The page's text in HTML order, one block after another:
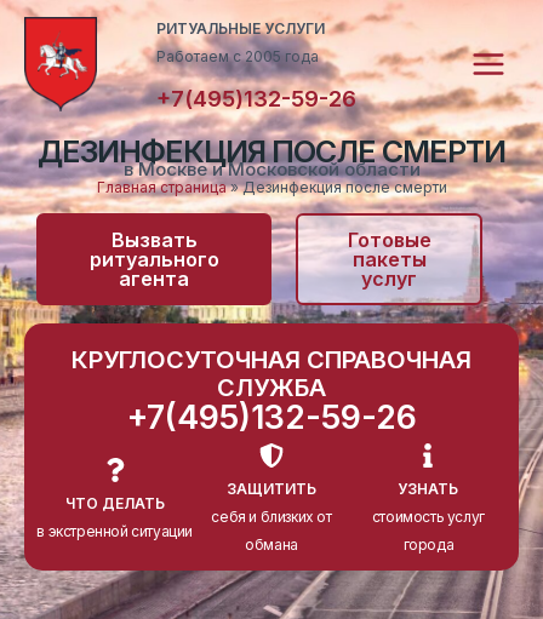
Перейти
содержимому
РИТУАЛЬНЫЕ УСЛУГИ
Работаем с 2005 года
+7(495)132-59-26
Menu
ДЕЗИНФЕКЦИЯ ПОСЛЕ СМЕРТИ
в Москве и Московской области
Главная страница»Дезинфекция после смерти
Вызвать
ритуального
агента
Готовые
пакеты
услуг
КРУГЛОСУТОЧНАЯ СПРАВОЧНАЯ
СЛУЖБА
+7(495)132-59-26
ЧТО ДЕЛАТЬ
в экстренной ситуации
ЗАЩИТИТЬ
себя и близких от
обмана
УЗНАТЬ
стоимость услуг
города